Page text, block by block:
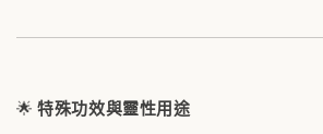
🌟特殊功效與靈性用途